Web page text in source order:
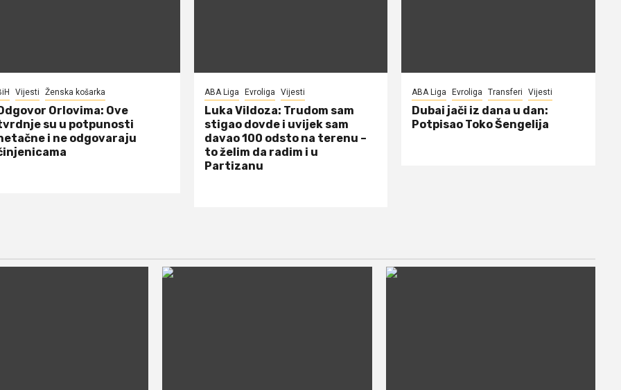
Vijesti Ženska košarka
Orlovima: ​Ove
su u potpunosti
i ne odgovaraju
ABA Liga Evroliga Vijesti
Luka Vildoza: Trudom sam
stigao dovde i uvijek sam
davao 100 odsto na terenu –
to želim da radim i u
Partizanu
ABA Liga Evroliga Transferi Vijesti
Dubai jači iz dana u dan:
Potpisao Toko Šengelija